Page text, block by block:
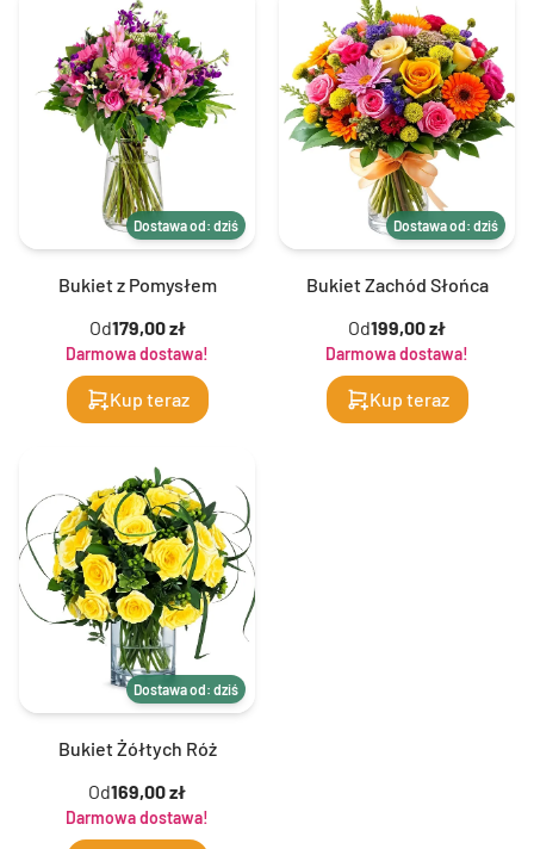
Dostawa od: dziś
Bukiet z Pomysłem
Od179,00 zł
Darmowa dostawa!
Kup teraz
Dostawa od: dziś
Bukiet Zachód Słońca
Od199,00 zł
Darmowa dostawa!
Kup teraz
Dostawa od: dziś
Bukiet Żółtych Róż
Od169,00 zł
Darmowa dostawa!